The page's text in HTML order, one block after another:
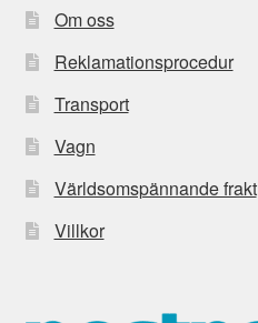
Om oss
Reklamationsprocedur
Transport
Vagn
Världsomspännande frakt
Villkor